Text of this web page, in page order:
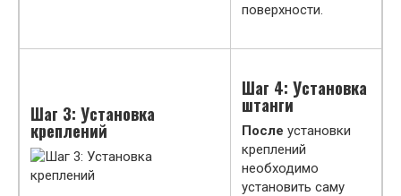
поверхности.
Шаг 3: Установка
креплений
Шаг 4: Установка
штанги
После установки
креплений
необходимо
установить саму